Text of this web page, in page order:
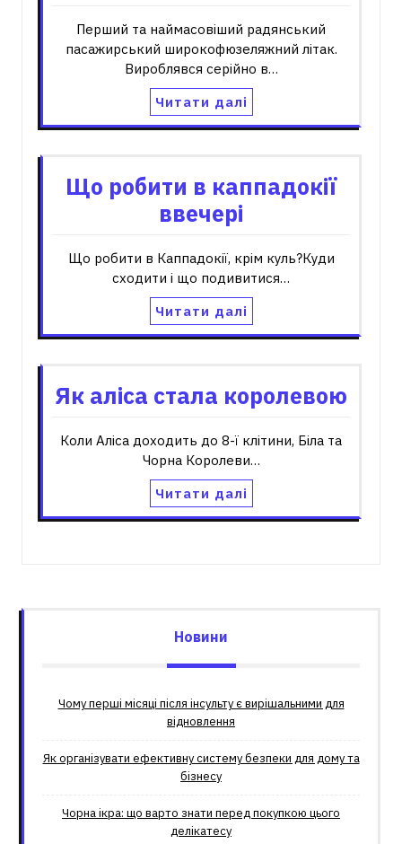
Перший та наймасовіший радянський
пасажирський широкофюзеляжний літак.
Вироблявся серійно в…
Читати далі
Що робити в каппадокії
ввечері
Що робити в Каппадокії, крім куль?Куди
сходити і що подивитися…
Читати далі
Як аліса стала королевою
Коли Аліса доходить до 8-ї клітини, Біла та
Чорна Королеви…
Читати далі
Новини
Чому перші місяці після інсульту є вирішальними для
відновлення
Як організувати ефективну систему безпеки для дому та
бізнесу
Чорна ікра: що варто знати перед покупкою цього
делікатесу